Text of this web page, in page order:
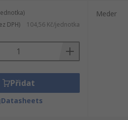
DPH) 104,56 Kč/jednotka
Přidat
Datasheets
Meder